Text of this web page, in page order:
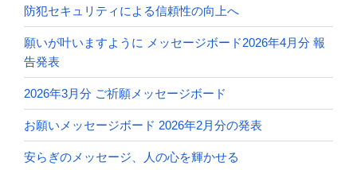
防犯セキュリティによる信頼性の向上へ
願いが叶いますように メッセージボード2026年4月分 報
告発表
2026年3月分 ご祈願メッセージボード
お願いメッセージボード 2026年2月分の発表
安らぎのメッセージ、人の心を輝かせる